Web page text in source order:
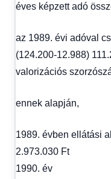
éves képzett adó
az 1989. évi adóval
(124.200-12.988)
valorizációs
ennek alapján,
1989. évben ellátási
2.973.030 Ft
1990. év